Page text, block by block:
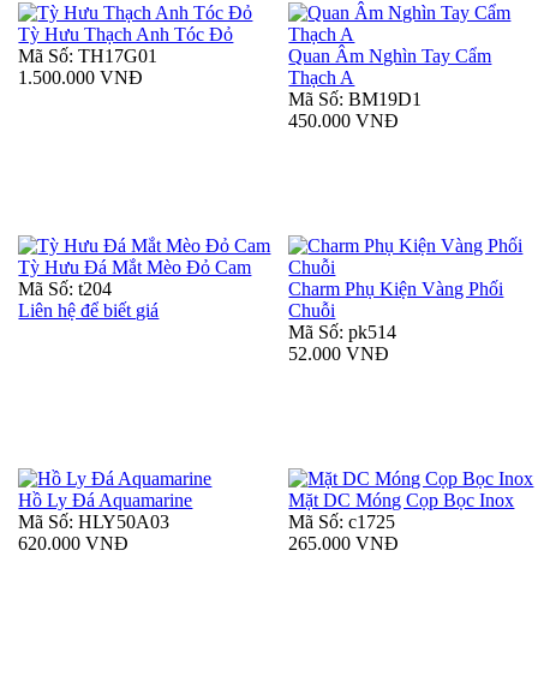
Tỳ Hưu Thạch Anh Tóc Đỏ
Mã Số: TH17G01
1.500.000 VNĐ
Quan Âm Nghìn Tay Cẩm
Thạch A
Mã Số: BM19D1
450.000 VNĐ
Tỳ Hưu Đá Mắt Mèo Đỏ Cam
Mã Số: t204
Liên hệ để biết giá
Charm Phụ Kiện Vàng Phối
Chuỗi
Mã Số: pk514
52.000 VNĐ
Hồ Ly Đá Aquamarine
Mã Số: HLY50A03
620.000 VNĐ
Mặt DC Móng Cọp Bọc Inox
Mã Số: c1725
265.000 VNĐ